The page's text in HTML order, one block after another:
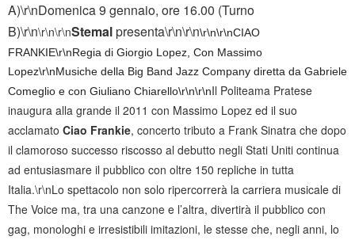
A)\r\nDomenica 9 gennaio, ore 16.00 (Turno
B)\r\n\r\n\r\nStemalpresenta\r\n\r\n\r\n\r\nCIAO
FRANKIE\r\nRegia di Giorgio Lopez, Con Massimo
Lopez\r\nMusiche della Big Band Jazz Company diretta da Gabriele
Comeglio e con Giuliano Chiarello\r\n\r\nIl Politeama Pratese
inaugura alla grande il 2011 con Massimo Lopez ed il suo
acclamato Ciao Frankie, concerto tributo a Frank Sinatra che dopo
il clamoroso successo riscosso al debutto negli Stati Uniti continua
ad entusiasmare il pubblico con oltre 150 repliche in tutta
Italia.\r\nLo spettacolo non solo ripercorrerà la carriera musicale di
The Voice ma, tra una canzone e l’altra, divertirà il pubblico con
gag, monologhi e irresistibili imitazioni, le stesse che, negli anni, lo